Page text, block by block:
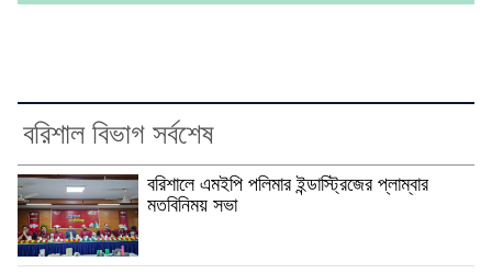
বরিশাল বিভাগ সর্বশেষ
বরিশালে এমইপি পলিমার ইন্ডাস্ট্রিজের প্লাম্বার
মতবিনিময় সভা